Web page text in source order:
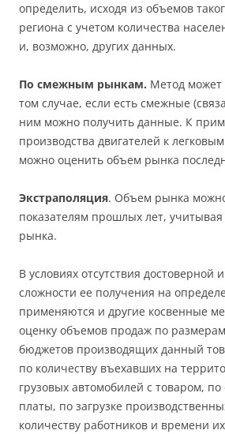
определить, исходя из объемов
региона с учетом количества
и, возможно, других данных.
По смежным рынкам. Метод
том случае, если есть смежные
ним можно получить данные. К
производства двигателей к
можно оценить объем рынка
Экстраполяция. Объем рынка
показателям прошлых лет,
рынка.
В условиях отсутствия
сложности ее получения на
применяются и другие косвенные
оценку объемов продаж по
бюджетов производящих данный
по количеству въехавших на
грузовых автомобилей с товаром,
платы, по загрузке
количеству работников и времени